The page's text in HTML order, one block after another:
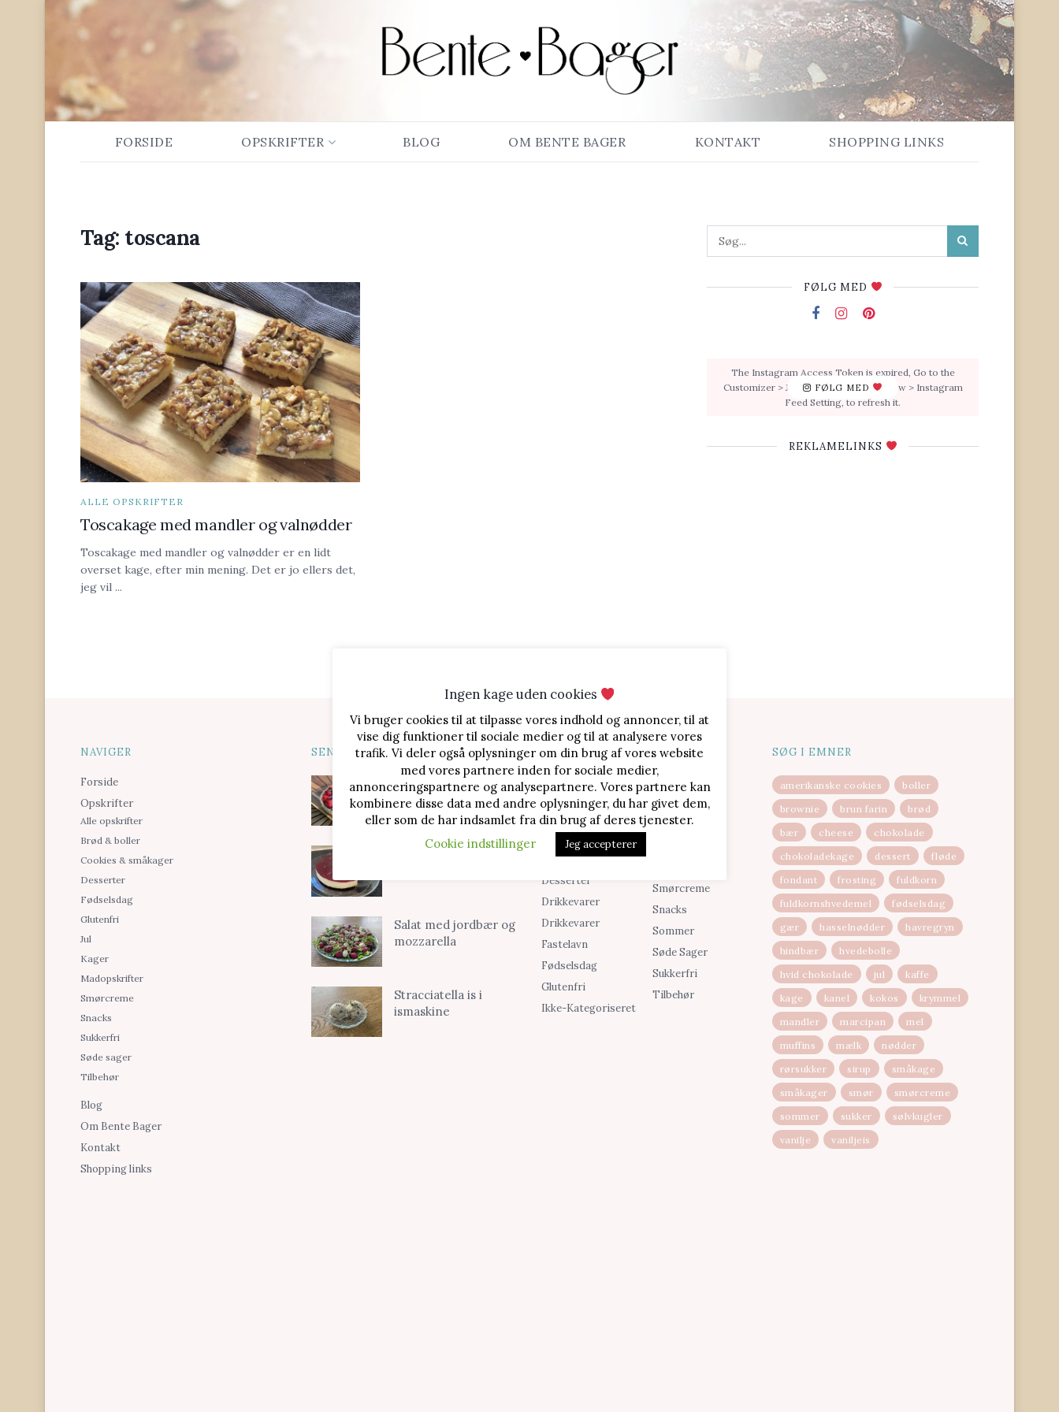
FORSIDE OPSKRIFTER BLOG OM BENTE BAGER KONTAKT SHOPPING LINKS
Tag: toscana
ALLE OPSKRIFTER
Toscakage med mandler og valnødder
Toscakage med mandler og valnødder er en lidt
overset kage, efter min mening. Det er jo ellers det,
jeg vil ...
FØLG MED
FØLG MED
The Instagram Access Token is expired, Go to the
Customizer > JNews : Social, Like & View > Instagram
Feed Setting, to refresh it.
REKLAMELINKS
NAVIGER
Forside
Opskrifter
Alle opskrifter
Brød & boller
Cookies & småkager
Desserter
Fødselsdag
Glutenfri
Jul
Kager
Madopskrifter
Smørcreme
Snacks
Sukkerfri
Søde sager
Tilbehør
Blog
Om Bente Bager
Kontakt
Shopping links
SENESTE OPSKRIFTER
Jordbærtærte med
mascarponecreme
Salat med jordbær og
mozzarella
Stracciatella is i
ismaskine
SØG I KATEGORIER
Alle Opskrifter
Blog
Brød & Boller
Cookies &
Småkager
Desserter
Drikkevarer
Drikkevarer
Fastelavn
Fødselsdag
Glutenfri
Ikke-Kategoriseret
Is
Jul
Kager
Smørcreme
Snacks
Sommer
Søde Sager
Sukkerfri
Tilbehør
SØG I EMNER
amerikanske cookies
boller
brownie
brun farin
brød
bær
cheese
chokolade
chokoladekage
dessert
fløde
fondant
frosting
fuldkorn
fuldkornshvedemel
fødselsdag
gær
hasselnødder
havregryn
hindbær
hvedebolle
hvid chokolade
jul
kaffe
kage
kanel kokos
krymmel
mandler
marcipan
mel
muffins
mælk
nødder
rørsukker
sirup
småkage
småkager
smør
smørcreme
sommer
sukker
sølvkugler
vanilje
vaniljeis
Ingen kage uden cookies
Vi bruger cookies til at tilpasse vores indhold og annoncer, til at
vise dig funktioner til sociale medier og til at analysere vores
trafik. Vi deler også oplysninger om din brug af vores website
med vores partnere inden for sociale medier,
annonceringspartnere og analysepartnere. Vores partnere kan
kombinere disse data med andre oplysninger, du har givet dem,
eller som de har indsamlet fra din brug af deres tjenester.
Cookie indstillinger
Jeg accepterer